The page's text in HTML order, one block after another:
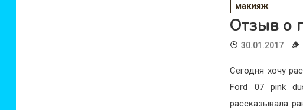
макияж
Отзыв о
30.01.2017
Сегодня хочу
Ford 07 pink
рассказывала